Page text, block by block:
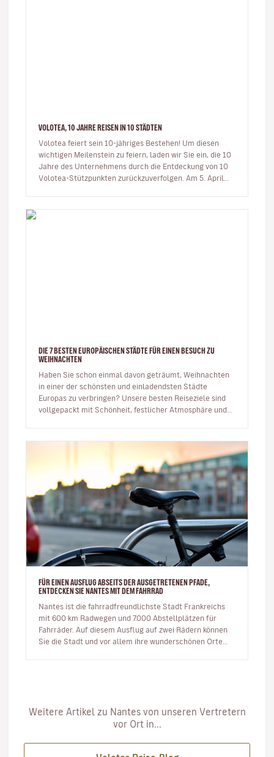
VOLOTEA, 10 JAHRE REISEN IN 10 STÄDTEN
Volotea feiert sein 10-jähriges Bestehen! Um diesen
wichtigen Meilenstein zu feiern, laden wir Sie ein, die 10
Jahre des Unternehmens durch die Entdeckung von 10
Volotea-Stützpunkten zurückzuverfolgen. Am 5. April
DIE 7 BESTEN EUROPÄISCHEN STÄDTE FÜR EINEN BESUCH ZU
WEIHNACHTEN
Haben Sie schon einmal davon geträumt, Weihnachten
in einer der schönsten und einladendsten Städte
Europas zu verbringen? Unsere besten Reiseziele sind
vollgepackt mit Schönheit, festlicher Atmosphäre und
FÜR EINEN AUSFLUG ABSEITS DER AUSGETRETENEN PFADE,
ENTDECKEN SIE NANTES MIT DEM FAHRRAD
Nantes ist die fahrradfreundlichste Stadt Frankreichs
mit 600 km Radwegen und 7.000 Abstellplätzen für
Fahrräder. Auf diesem Ausflug auf zwei Rädern können
Sie die Stadt und vor allem ihre wunderschönen Orte
Weitere Artikel zu Nantes von unseren Vertretern
vor Ort in...